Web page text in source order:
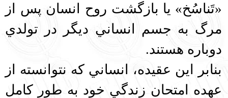
«تَناسُخ» يا بازگشت روح انسان پس از
مرگ به جسم انساني ديگر در تولدي
دوباره هستند.
بنابر اين عقيده، انساني كه نتوانسته از
عهده امتحان زندگي خود به طور كامل